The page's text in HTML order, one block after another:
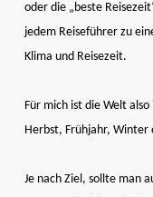
oder die „beste
jedem Reiseführer zu
Klima und Reisezeit.
Für mich ist die Welt
Herbst, Frühjahr, Winter
Je nach Ziel, sollte man